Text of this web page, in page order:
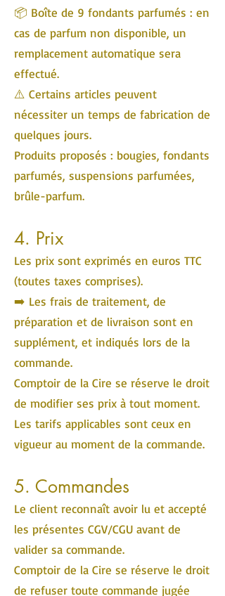
📦 Boîte de 9 fondants parfumés : en
cas de parfum non disponible, un
remplacement automatique sera
effectué.
⚠️ Certains articles peuvent
nécessiter un temps de fabrication de
quelques jours.
Produits proposés : bougies, fondants
parfumés, suspensions parfumées,
brûle-parfum.
4. Prix
Les prix sont exprimés en euros TTC
(toutes taxes comprises).
➡️ Les frais de traitement, de
préparation et de livraison sont en
supplément, et indiqués lors de la
commande.
Comptoir de la Cire se réserve le droit
de modifier ses prix à tout moment.
Les tarifs applicables sont ceux en
vigueur au moment de la commande.
5. Commandes
Le client reconnaît avoir lu et accepté
les présentes CGV/CGU avant de
valider sa commande.
Comptoir de la Cire se réserve le droit
de refuser toute commande jugée